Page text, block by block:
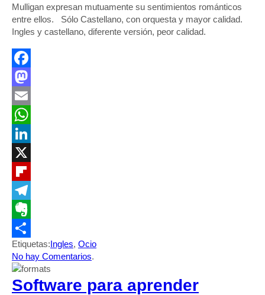
Mulligan expresan mutuamente su sentimientos románticos
entre ellos. Sólo Castellano, con orquesta y mayor calidad.
Ingles y castellano, diferente versión, peor calidad.
Facebook
Mastodon
Email
WhatsApp
LinkedIn
Flipboard
Telegram
Evernote
Compartir
Etiquetas:Ingles, Ocio
No hay Comentarios.
Software para aprender